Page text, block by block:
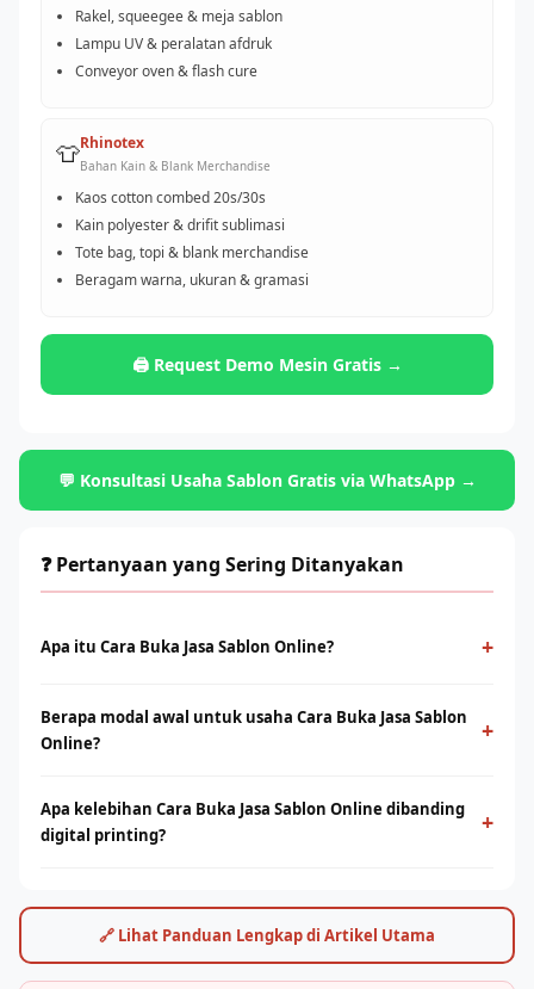
Rakel, squeegee & meja sablon
Lampu UV & peralatan afdruk
Conveyor oven & flash cure
👕Rhinotex
Bahan Kain & Blank Merchandise
Kaos cotton combed 20s/30s
Kain polyester & drifit sublimasi
Tote bag, topi & blank merchandise
Beragam warna, ukuran & gramasi
🖨️ Request Demo Mesin Gratis →
💬 Konsultasi Usaha Sablon Gratis via WhatsApp →
❓ Pertanyaan yang Sering Ditanyakan
Apa itu Cara Buka Jasa Sablon Online? +
konvensional menggunakan screen dan tinta yang ditekan ke
permukaan kain. Cocok untuk produksi massal dengan desain
Berapa modal awal untuk usaha Cara Buka Jasa Sablon
Online?
+
starter manual hingga mesin otomatis. Konsultasikan dengan
tim Rhino Indonesia untuk simulasi usaha sesuai budget Anda.
Apa kelebihan Cara Buka Jasa Sablon Online dibanding
digital printing?
+
rendah. Digital printing (DTF/sublimasi) unggul untuk order
satuan, full-color, dan desain detail. Keduanya bisa saling
🔗 Lihat Panduan Lengkap di Artikel Utama